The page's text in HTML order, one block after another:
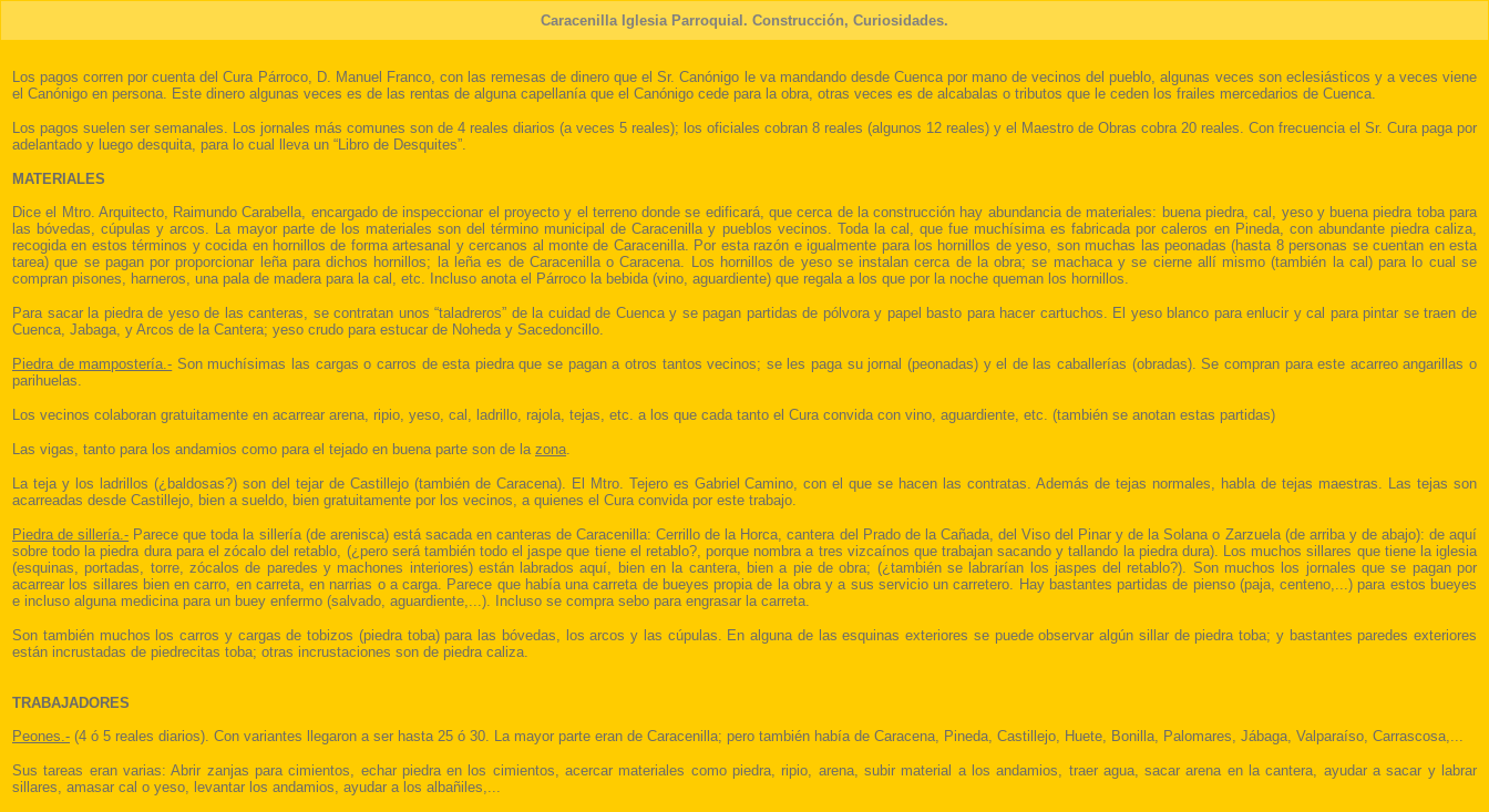
Caracenilla Iglesia Parroquial. Construcción, Curiosidades.
Los pagos corren por cuenta del Cura Párroco, D. Manuel Franco, con las remesas de dinero que el Sr. Canónigo le va mandando desde Cuenca por mano de vecinos del pueblo, algunas veces son eclesiásticos y a veces viene
el Canónigo en persona. Este dinero algunas veces es de las rentas de alguna capellanía que el Canónigo cede para la obra, otras veces es de alcabalas o tributos que le ceden los frailes mercedarios de Cuenca.
Los pagos suelen ser semanales. Los jornales más comunes son de 4 reales diarios (a veces 5 reales); los oficiales cobran 8 reales (algunos 12 reales) y el Maestro de Obras cobra 20 reales. Con frecuencia el Sr. Cura paga por
adelantado y luego desquita, para lo cual lleva un “Libro de Desquites”.
MATERIALES
Dice el Mtro. Arquitecto, Raimundo Carabella, encargado de inspeccionar el proyecto y el terreno donde se edificará, que cerca de la construcción hay abundancia de materiales: buena piedra, cal, yeso y buena piedra toba para
las bóvedas, cúpulas y arcos. La mayor parte de los materiales son del término municipal de Caracenilla y pueblos vecinos. Toda la cal, que fue muchísima es fabricada por caleros en Pineda, con abundante piedra caliza,
recogida en estos términos y cocida en hornillos de forma artesanal y cercanos al monte de Caracenilla. Por esta razón e igualmente para los hornillos de yeso, son muchas las peonadas (hasta 8 personas se cuentan en esta
tarea) que se pagan por proporcionar leña para dichos hornillos; la leña es de Caracenilla o Caracena. Los hornillos de yeso se instalan cerca de la obra; se machaca y se cierne allí mismo (también la cal) para lo cual se
compran pisones, harneros, una pala de madera para la cal, etc. Incluso anota el Párroco la bebida (vino, aguardiente) que regala a los que por la noche queman los hornillos.
Para sacar la piedra de yeso de las canteras, se contratan unos “taladreros” de la cuidad de Cuenca y se pagan partidas de pólvora y papel basto para hacer cartuchos. El yeso blanco para enlucir y cal para pintar se traen de
Cuenca, Jabaga, y Arcos de la Cantera; yeso crudo para estucar de Noheda y Sacedoncillo.
Piedra de mampostería.- Son muchísimas las cargas o carros de esta piedra que se pagan a otros tantos vecinos; se les paga su jornal (peonadas) y el de las caballerías (obradas). Se compran para este acarreo angarillas o
parihuelas.
Los vecinos colaboran gratuitamente en acarrear arena, ripio, yeso, cal, ladrillo, rajola, tejas, etc. a los que cada tanto el Cura convida con vino, aguardiente, etc. (también se anotan estas partidas)
Las vigas, tanto para los andamios como para el tejado en buena parte son de la zona.
La teja y los ladrillos (¿baldosas?) son del tejar de Castillejo (también de Caracena). El Mtro. Tejero es Gabriel Camino, con el que se hacen las contratas. Además de tejas normales, habla de tejas maestras. Las tejas son
acarreadas desde Castillejo, bien a sueldo, bien gratuitamente por los vecinos, a quienes el Cura convida por este trabajo.
Piedra de sillería.- Parece que toda la sillería (de arenisca) está sacada en canteras de Caracenilla: Cerrillo de la Horca, cantera del Prado de la Cañada, del Viso del Pinar y de la Solana o Zarzuela (de arriba y de abajo): de aquí
sobre todo la piedra dura para el zócalo del retablo, (¿pero será también todo el jaspe que tiene el retablo?, porque nombra a tres vizcaínos que trabajan sacando y tallando la piedra dura). Los muchos sillares que tiene la iglesia
(esquinas, portadas, torre, zócalos de paredes y machones interiores) están labrados aquí, bien en la cantera, bien a pie de obra; (¿también se labrarían los jaspes del retablo?). Son muchos los jornales que se pagan por
acarrear los sillares bien en carro, en carreta, en narrias o a carga. Parece que había una carreta de bueyes propia de la obra y a sus servicio un carretero. Hay bastantes partidas de pienso (paja, centeno,...) para estos bueyes
e incluso alguna medicina para un buey enfermo (salvado, aguardiente,...). Incluso se compra sebo para engrasar la carreta.
Son también muchos los carros y cargas de tobizos (piedra toba) para las bóvedas, los arcos y las cúpulas. En alguna de las esquinas exteriores se puede observar algún sillar de piedra toba; y bastantes paredes exteriores
están incrustadas de piedrecitas toba; otras incrustaciones son de piedra caliza.
TRABAJADORES
Peones.- (4 ó 5 reales diarios). Con variantes llegaron a ser hasta 25 ó 30. La mayor parte eran de Caracenilla; pero también había de Caracena, Pineda, Castillejo, Huete, Bonilla, Palomares, Jábaga, Valparaíso, Carrascosa,...
Sus tareas eran varias: Abrir zanjas para cimientos, echar piedra en los cimientos, acercar materiales como piedra, ripio, arena, subir material a los andamios, traer agua, sacar arena en la cantera, ayudar a sacar y labrar
sillares, amasar cal o yeso, levantar los andamios, ayudar a los albañiles,...